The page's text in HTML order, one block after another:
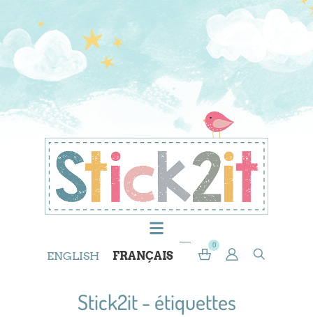
ENGLISH FRANÇAIS
0
Stick2it - étiquettes